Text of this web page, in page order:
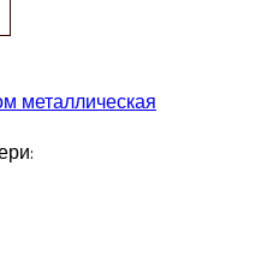
металлическая